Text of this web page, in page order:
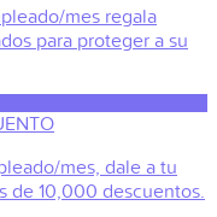
mes regala
para proteger a su
mes, dale a tu
de 10,000 descuentos.